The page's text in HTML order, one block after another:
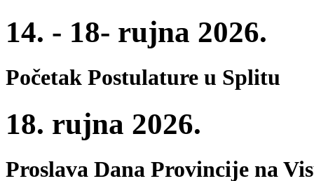
14. - 18- rujna 2026.
Početak Postulature u Splitu
18. rujna 2026.
Proslava Dana Provincije na